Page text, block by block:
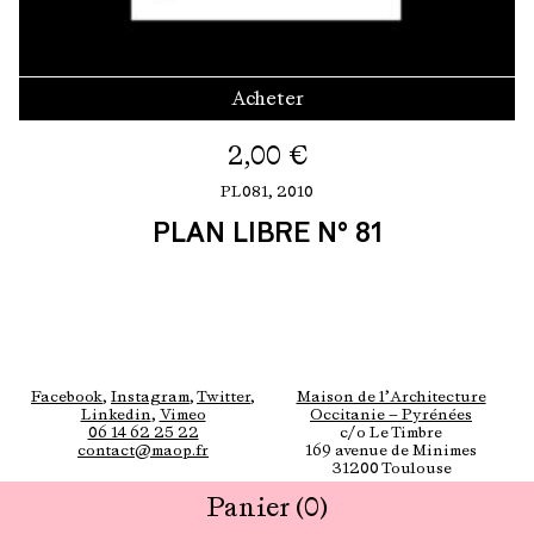
Acheter
2,00 €
PL081, 2010
PLAN LIBRE N° 81
Panier (0)
Facebook, Instagram, Twitter,
Linkedin, Vimeo
Maison de l’Architecture
Occitanie — Pyrénées
06 14 62 25 22
contact@maop.fr
c/o Le Timbre
169 avenue de Minimes
31200 Toulouse